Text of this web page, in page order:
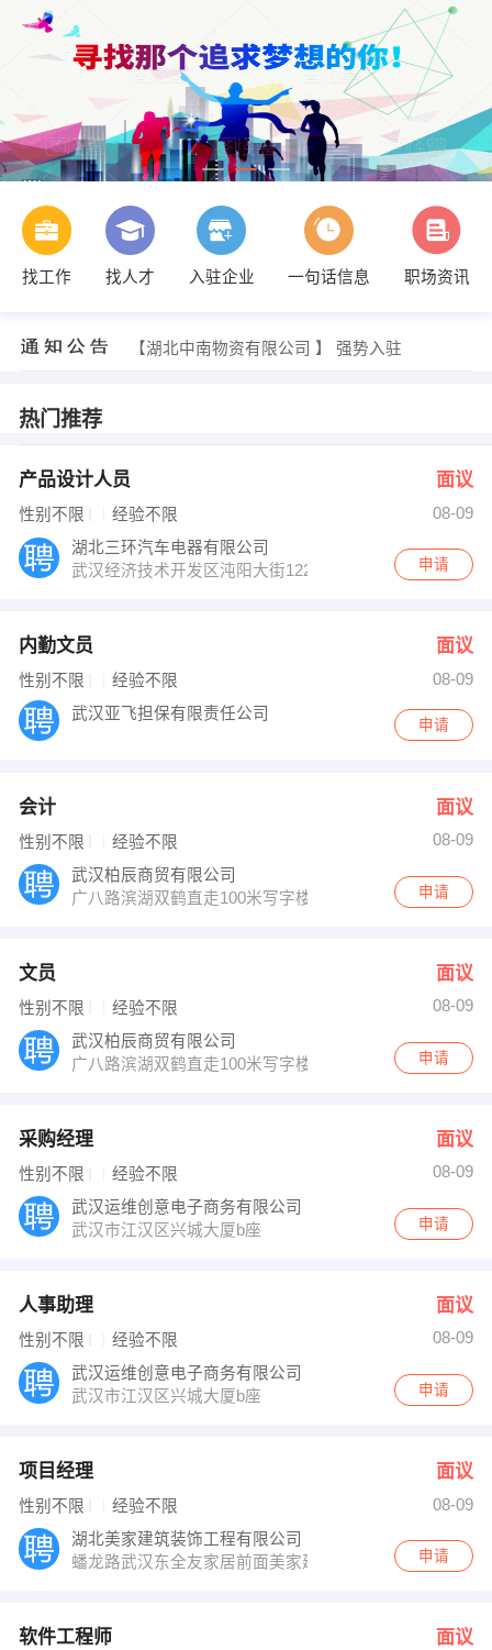
找工作 找人才 入驻企业 一句话信息
职场资讯
【湖北中南物资有限公司 】 强势入驻
赵小姐 发布 [采购经理 ] 招聘信息
【湖北长江精工材料技术有限公司 】 强势入驻
热门推荐
产品设计人员 面议
性别不限 经验不限
08-09
湖北三环汽车电器有限公司
武汉经济技术开发区沌阳大街122号
申请
内勤文员 面议
性别不限 经验不限
08-09
武汉亚飞担保有限责任公司
申请
会计 面议
性别不限 经验不限
08-09
武汉柏辰商贸有限公司
广八路滨湖双鹤直走100米写字楼一楼
申请
文员 面议
性别不限 经验不限
08-09
武汉柏辰商贸有限公司
广八路滨湖双鹤直走100米写字楼一楼
申请
采购经理 面议
性别不限 经验不限
08-09
武汉运维创意电子商务有限公司
武汉市江汉区兴城大厦b座
申请
人事助理 面议
性别不限 经验不限
08-09
武汉运维创意电子商务有限公司
武汉市江汉区兴城大厦b座
申请
项目经理 面议
性别不限 经验不限
08-09
湖北美家建筑装饰工程有限公司
蟠龙路武汉东全友家居前面美家建筑装饰
申请
软件工程师 面议